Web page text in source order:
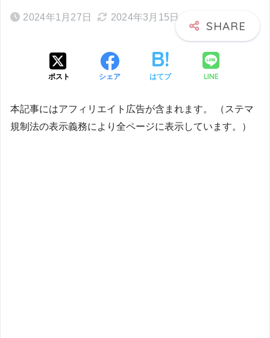
2024年1月27日 2024年3月15日
ポスト シェア はてブ LINE
本記事にはアフィリエイト広告が含まれます。 （ステマ
規制法の表示義務により全ページに表示しています。）